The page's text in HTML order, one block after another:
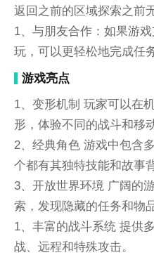
返回之前的区域探索之前
1、与朋友合作：如果游
玩，可以更轻松地完成任务
游戏亮点
1、变形机制 玩家可以在
形，体验不同的战斗和移
2、经典角色 游戏中包含
个都有其独特技能和故事
3、开放世界环境 广阔的
索，发现隐藏的任务和物品
1、丰富的战斗系统 提供
战、远程和特殊攻击。